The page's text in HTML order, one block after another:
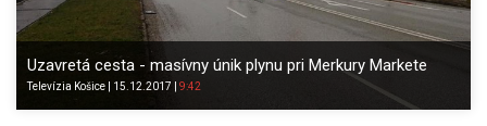
Uzavretá cesta - masívny únik plynu pri Merkury Markete
Televízia Košice| 15.12.2017 9:42